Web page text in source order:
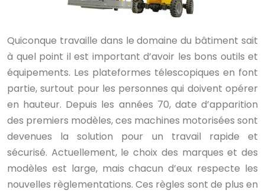
Quiconque travaille dans le domaine du bâtiment sait
à quel point il est important d’avoir les bons outils et
équipements. Les plateformes télescopiques en font
partie, surtout pour les personnes qui doivent opérer
en hauteur. Depuis les années 70, date d’apparition
des premiers modèles, ces machines motorisées sont
devenues la solution pour un travail rapide et
sécurisé. Actuellement, le choix des marques et des
modèles est large, mais chacun d’eux respecte les
nouvelles règlementations. Ces règles sont de plus en